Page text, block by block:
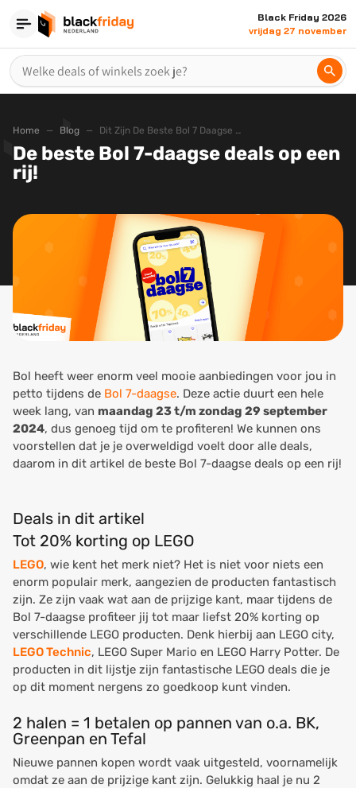
Black Friday 2026
vrijdag 27 november
Home Blog Dit Zijn De Beste Bol 7 Daagse 2024 Deals Op Een Rij
De beste Bol 7-daagse deals op een
rij!
Bol heeft weer enorm veel mooie aanbiedingen voor jou in
petto tijdens de Bol 7-daagse. Deze actie duurt een hele
week lang, van maandag 23 t/m zondag 29 september
2024, dus genoeg tijd om te profiteren! We kunnen ons
voorstellen dat je je overweldigd voelt door alle deals,
daarom in dit artikel de beste Bol 7-daagse deals op een rij!
Deals in dit artikel
Tot 20% korting op LEGO
LEGO, wie kent het merk niet? Het is niet voor niets een
enorm populair merk, aangezien de producten fantastisch
zijn. Ze zijn vaak wat aan de prijzige kant, maar tijdens de
Bol 7-daagse profiteer jij tot maar liefst 20% korting op
verschillende LEGO producten. Denk hierbij aan LEGO city,
LEGO Technic, LEGO Super Mario en LEGO Harry Potter. De
producten in dit lijstje zijn fantastische LEGO deals die je
op dit moment nergens zo goedkoop kunt vinden.
2 halen = 1 betalen op pannen van o.a. BK,
Greenpan en Tefal
Nieuwe pannen kopen wordt vaak uitgesteld, voornamelijk
omdat ze aan de prijzige kant zijn. Gelukkig haal je nu 2